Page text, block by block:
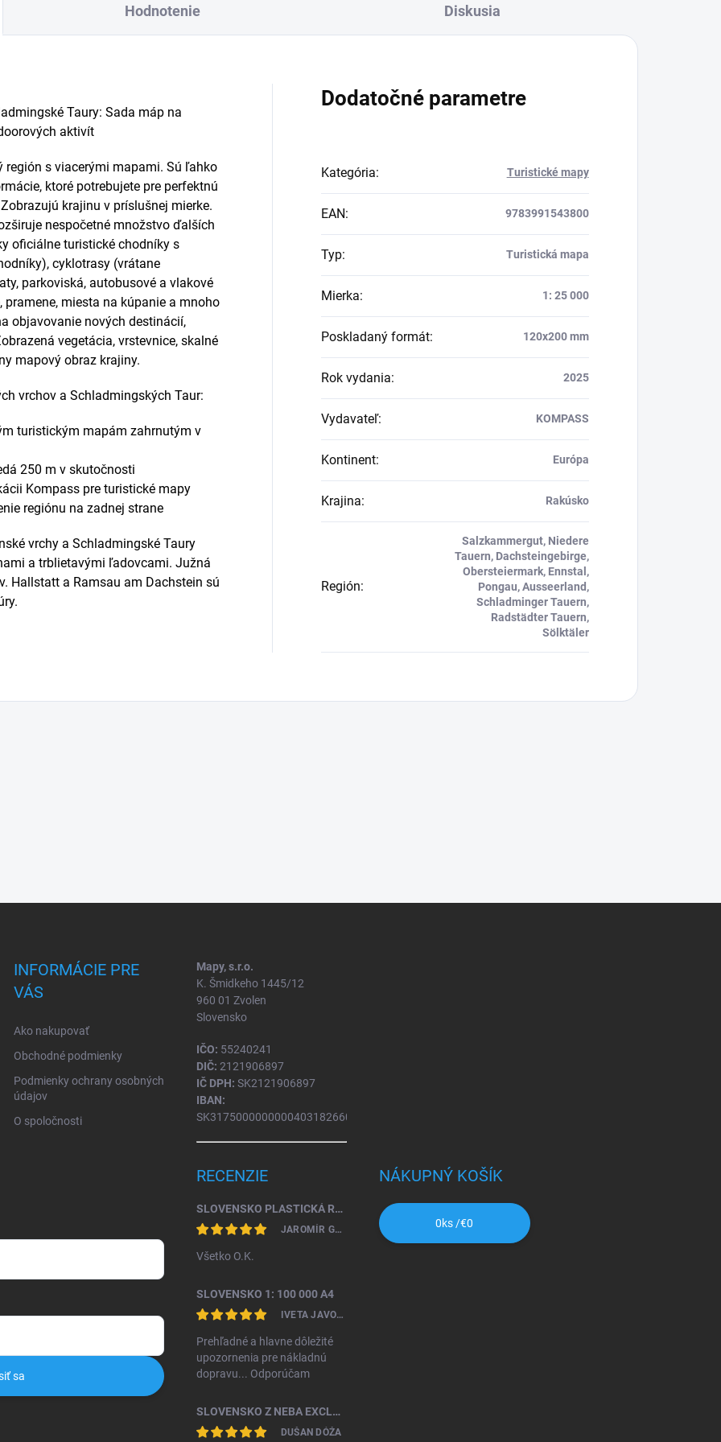
Hodnotenie Diskusia
Taury: Sada máp na
aktivít
s viacerými mapami. Sú ľahko
ktoré potrebujete pre perfektnú
krajinu v príslušnej mierke.
nespočetné množstvo ďalších
oficiálne turistické chodníky s
cyklotrasy (vrátane
parkoviská, autobusové a vlakové
miesta na kúpanie a mnoho
objavovanie nových destinácií,
vegetácia, vrstevnice, skalné
mapový obraz krajiny.
vrchov a Schladmingských Taur:
turistickým mapám zahrnutým v
250 m v skutočnosti
Kompass pre turistické mapy
regiónu na zadnej strane
vrchy a Schladmingské Taury
a trblietavými ľadovcami. Južná
Hallstatt a Ramsau am Dachstein sú
Dodatočné parametre
Kategória: Turistické mapy
EAN: 9783991543800
Typ: Turistická mapa
Mierka: 1: 25 000
Poskladaný formát: 120x200 mm
Rok vydania: 2025
Vydavateľ: KOMPASS
Kontinent: Európa
Krajina: Rakúsko
Región:
Salzkammergut, Niedere
Tauern, Dachsteingebirge,
Obersteiermark, Ennstal,
Pongau, Ausseerland,
Schladminger Tauern,
Radstädter Tauern,
Sölktäler
INFORMÁCIE PRE
VÁS
Ako nakupovať
Obchodné podmienky
Podmienky ochrany osobných
údajov
O spoločnosti
Mapy, s.r.o.
K. Šmidkeho 1445/12
960 01 Zvolen
Slovensko
IČO: 55240241
DIČ: 2121906897
IČ DPH: SK2121906897
IBAN:
SK31750000000004031826604
sa
RECENZIE
SLOVENSKO PLASTICKÁ RELIÉFNA MAPA 1: 450 000
JAROMÍR GAŽO
Všetko O.K.
SLOVENSKO 1: 100 000 A4
IVETA JAVORKOVÁ KAMHALOVÁ
Prehľadné a hlavne dôležité
upozornenia pre nákladnú
dopravu... Odporúčam
SLOVENSKO Z NEBA EXCLUSIVE II. VYDANIE
DUŠAN DÓŽA
NÁKUPNÝ KOŠÍK
0ks /€0